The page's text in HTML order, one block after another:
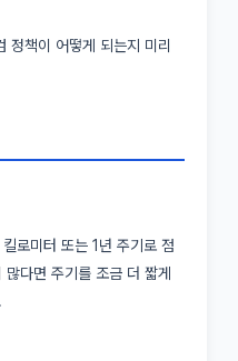
정책이 어떻게 되는지 미리
로미터 또는 1년 주기로 점
다면 주기를 조금 더 짧게